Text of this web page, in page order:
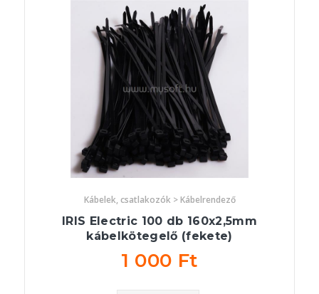
Kábelek, csatlakozók > Kábelrendező
IRIS Electric 100 db 160x2,5mm
kábelkötegelő (fekete)
1 000 Ft